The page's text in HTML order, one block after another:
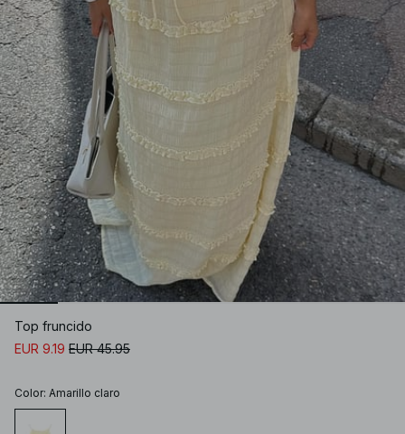
Top fruncido
EUR 9.19 EUR 45.95
Color: Amarillo claro